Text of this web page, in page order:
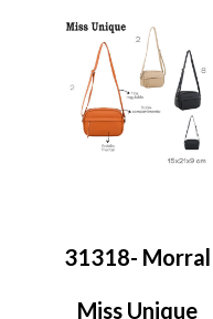
31318- Morral
Miss Unique